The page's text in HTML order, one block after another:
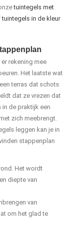
tuintegels met
tuintegels in de kleur
rekening mee
Het laatste wat
terras dat schots
dat ze vrezen dat
in de praktijk een
zich meebrengt.
leggen kan je in
stappenplan
Het wordt
diepte van
van
om het glad te